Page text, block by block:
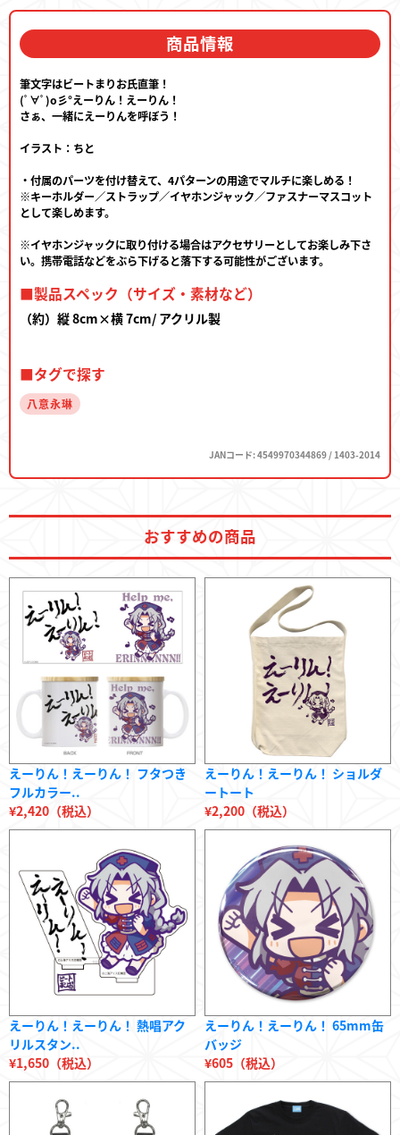
商品情報
筆文字はビートまりお氏直筆！
(ﾟ∀ﾟ)o彡°えーりん！えーりん！
さぁ、一緒にえーりんを呼ぼう！
イラスト：ちと
・付属のパーツを付け替えて、4パターンの用途でマルチに楽しめる！
※キーホルダー／ストラップ／イヤホンジャック／ファスナーマスコット
として楽しめます。
※イヤホンジャックに取り付ける場合はアクセサリーとしてお楽しみ下さ
い。携帯電話などをぶら下げると落下する可能性がございます。
■製品スペック（サイズ・素材など）
（約）縦 8cm×横 7cm/ アクリル製
■タグで探す
八意永琳
JANコード: 4549970344869 / 1403-2014
おすすめの商品
えーりん！えーりん！ フタつき
フルカラー..
¥2,420（税込）
えーりん！えーりん！ ショルダ
ートート
¥2,200（税込）
えーりん！えーりん！ 熱唱アク
リルスタン..
¥1,650（税込）
えーりん！えーりん！ 65mm缶
バッジ
¥605（税込）